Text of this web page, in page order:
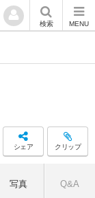
検索 MENU
シェア クリップ
写真 Q&A